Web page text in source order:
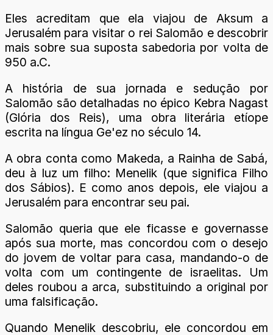
Eles acreditam que ela viajou de Aksum a
Jerusalém para visitar o rei Salomão e descobrir
mais sobre sua suposta sabedoria por volta de
950 a.C.
A história de sua jornada e sedução por
Salomão são detalhadas no épico Kebra Nagast
(Glória dos Reis), uma obra literária etíope
escrita na língua Ge'ez no século 14.
A obra conta como Makeda, a Rainha de Sabá,
deu à luz um filho: Menelik (que significa Filho
dos Sábios). E como anos depois, ele viajou a
Jerusalém para encontrar seu pai.
Salomão queria que ele ficasse e governasse
após sua morte, mas concordou com o desejo
do jovem de voltar para casa, mandando-o de
volta com um contingente de israelitas. Um
deles roubou a arca, substituindo a original por
uma falsificação.
Quando Menelik descobriu, ele concordou em